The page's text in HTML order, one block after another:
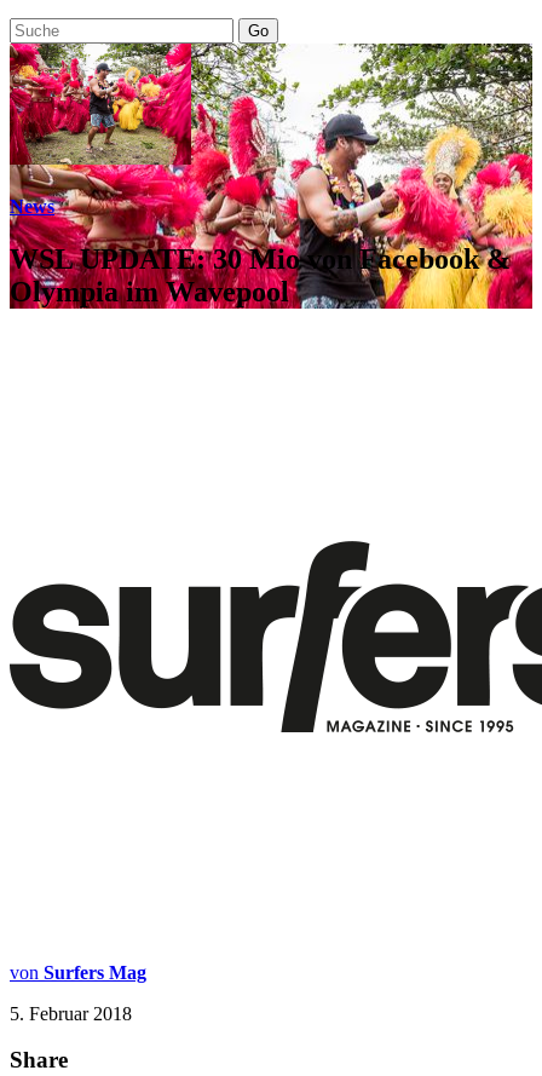
Go
News
WSL UPDATE: 30 Mio von Facebook &
Olympia im Wavepool
von Surfers Mag
5. Februar 2018
Share